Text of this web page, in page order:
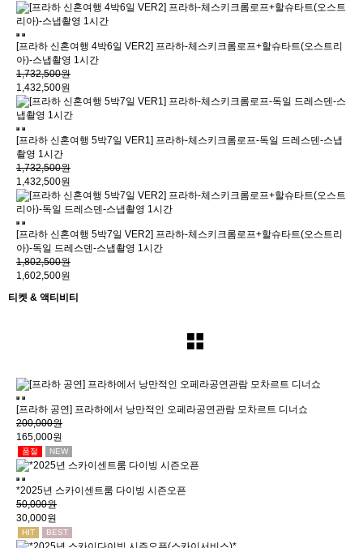
[프라하 신혼여행 4박6일 VER2] 프라하-체스키크롬로프+할슈타트(오스트리
아)-스냅촬영 1시간
1,732,500원
1,432,500원
[프라하 신혼여행 5박7일 VER1] 프라하-체스키크롬로프-독일 드레스덴-스냅
촬영 1시간
1,732,500원
1,432,500원
[프라하 신혼여행 5박7일 VER2] 프라하-체스키크롬로프+할슈타트(오스트리
아)-독일 드레스덴-스냅촬영 1시간
1,802,500원
1,602,500원
티켓 & 액티비티
[프라하 공연] 프라하에서 낭만적인 오페라공연관람 모차르트 디너쇼
200,000원
165,000원
품절 NEW
*2025년 스카이센트룸 다이빙 시즌오픈
50,000원
30,000원
HIT BEST